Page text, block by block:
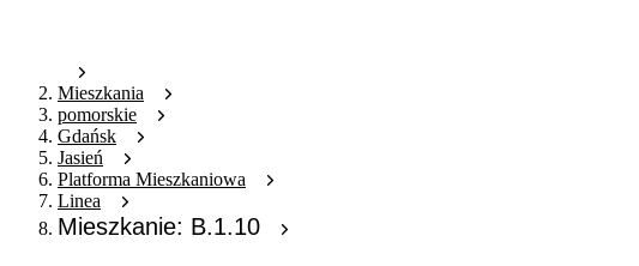
Mieszkania
pomorskie
Gdańsk
Jasień
Platforma Mieszkaniowa
Linea
Mieszkanie: B.1.10